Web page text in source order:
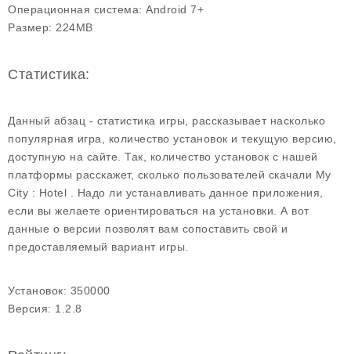
Операционная система: Android 7+
Размер: 224MB
Статистика:
Данный абзац - статистика игры, рассказывает насколько
популярная игра, количество установок и текущую версию,
доступную на сайте. Так, количество установок с нашей
платформы расскажет, сколько пользователей скачали My
City : Hotel . Надо ли устанавливать данное приложения,
если вы желаете ориентироваться на установки. А вот
данные о версии позволят вам сопоставить свой и
предоставляемый вариант игры.
Установок: 350000
Версия: 1.2.8